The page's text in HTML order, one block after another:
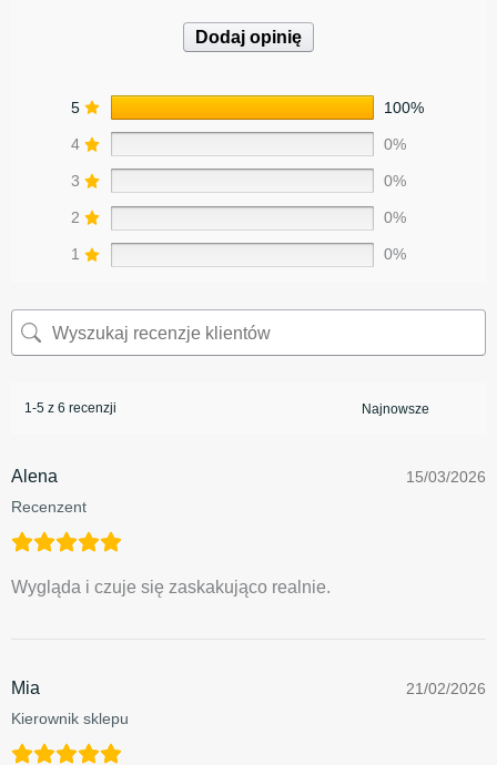
Dodaj opinię
5 100%
4 0%
3 0%
2 0%
1 0%
1-5 z 6 recenzji
Alena
Recenzent
15/03/2026
Wygląda i czuje się zaskakująco realnie.
Mia
Kierownik sklepu
21/02/2026